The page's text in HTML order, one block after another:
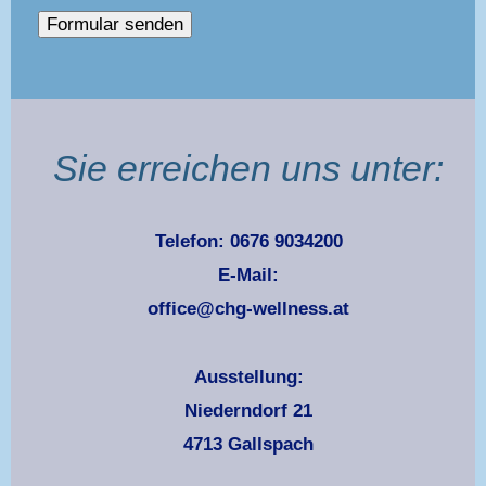
Sie erreichen uns unter:
Telefon: 0676 9034200
E-Mail:
office@chg-wellness.at
Ausstellung:
Niederndorf 21
4713 Gallspach